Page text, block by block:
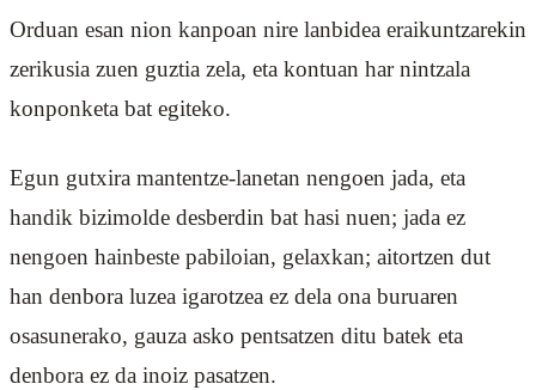
Orduan esan nion kanpoan nire lanbidea eraikuntzarekin
zerikusia zuen guztia zela, eta kontuan har nintzala
konponketa bat egiteko.
Egun gutxira mantentze-lanetan nengoen jada, eta
handik bizimolde desberdin bat hasi nuen; jada ez
nengoen hainbeste pabiloian, gelaxkan; aitortzen dut
han denbora luzea igarotzea ez dela ona buruaren
osasunerako, gauza asko pentsatzen ditu batek eta
denbora ez da inoiz pasatzen.